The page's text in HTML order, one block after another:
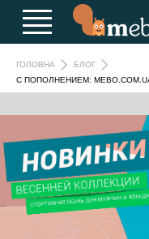
ГОЛОВНА
БЛОГ
С ПОПОЛНЕНИЕМ: